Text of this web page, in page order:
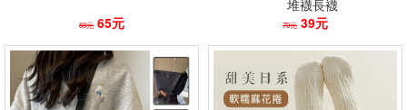
88元 65元
堆襪長襪
79元 39元